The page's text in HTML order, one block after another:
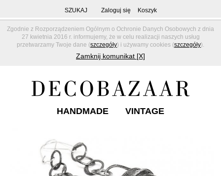
Zgodnie z Rozporządzeniem Ogólnym o Ochronie Danych Osobowych z dnia
27 kwietnia 2016 r. informujemy, że w celu realizacji naszych usług
przetwarzamy Twoje dane (szczegóły) i używamy cookies (szczegóły).
Zamknij komunikat [X]
SZUKAJ Zaloguj się Koszyk
HANDMADE VINTAGE